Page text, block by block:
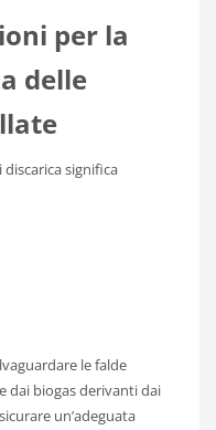
per la
delle
significa
le falde
dai biogas derivanti dai
un’adeguata